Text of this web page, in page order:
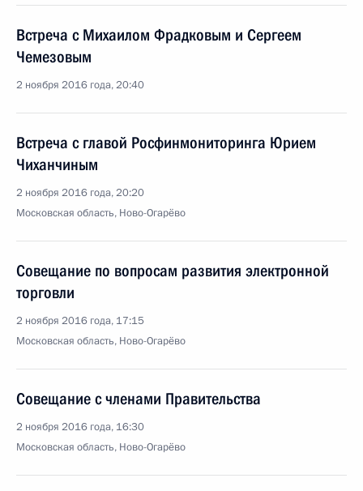
Встреча с Михаилом Фрадковым и Сергеем
Чемезовым
2 ноября 2016 года, 20:40
Встреча с главой Росфинмониторинга Юрием
Чиханчиным
2 ноября 2016 года, 20:20
Московская область, Ново-Огарёво
Совещание по вопросам развития электронной
торговли
2 ноября 2016 года, 17:15
Московская область, Ново-Огарёво
Совещание с членами Правительства
2 ноября 2016 года, 16:30
Московская область, Ново-Огарёво